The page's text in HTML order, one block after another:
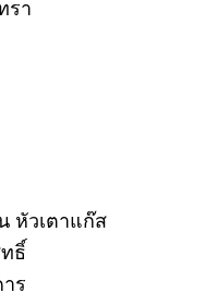
รา
หัวเตาแก๊ส
ธิ์
ร